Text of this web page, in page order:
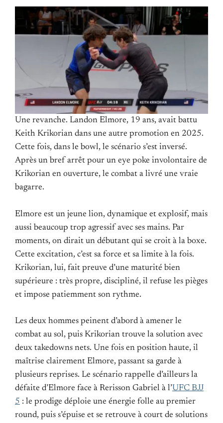
Une revanche. Landon Elmore, 19 ans, avait battu
Keith Krikorian dans une autre promotion en 2025.
Cette fois, dans le bowl, le scénario s’est inversé.
Après un bref arrêt pour un eye poke involontaire de
Krikorian en ouverture, le combat a livré une vraie
bagarre.
Elmore est un jeune lion, dynamique et explosif, mais
aussi beaucoup trop agressif avec ses mains. Par
moments, on dirait un débutant qui se croit à la boxe.
Cette excitation, c’est sa force et sa limite à la fois.
Krikorian, lui, fait preuve d’une maturité bien
supérieure : très propre, discipliné, il refuse les pièges
et impose patiemment son rythme.
Les deux hommes peinent d’abord à amener le
combat au sol, puis Krikorian trouve la solution avec
deux takedowns nets. Une fois en position haute, il
maîtrise clairement Elmore, passant sa garde à
plusieurs reprises. Le scénario rappelle d’ailleurs la
défaite d’Elmore face à Rerisson Gabriel à l’UFC BJJ
5 : le prodige déploie une énergie folle au premier
round, puis s’épuise et se retrouve à court de solutions